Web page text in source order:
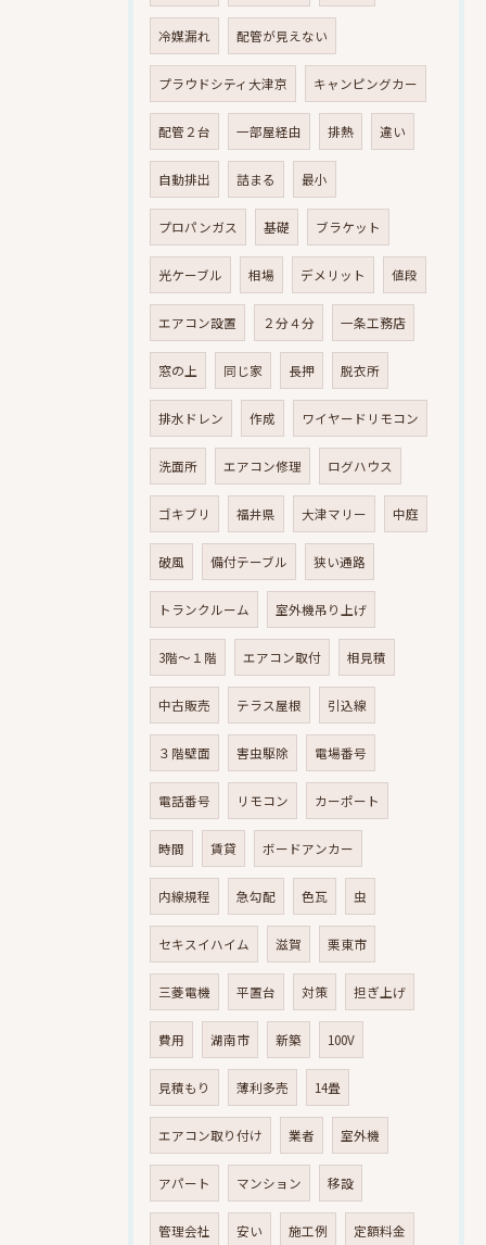
冷媒漏れ 配管が見えない
プラウドシティ大津京 キャンピングカー
配管２台 一部屋経由 排熱 違い
自動排出 詰まる 最小
プロパンガス 基礎 ブラケット
光ケーブル 相場 デメリット 値段
エアコン設置 ２分４分 一条工務店
窓の上 同じ家 長押 脱衣所
排水ドレン 作成 ワイヤードリモコン
洗面所 エアコン修理 ログハウス
ゴキブリ 福井県 大津マリー 中庭
破風 備付テーブル 狭い通路
トランクルーム 室外機吊り上げ
3階～１階 エアコン取付 相見積
中古販売 テラス屋根 引込線
３階壁面 害虫駆除 電場番号
電話番号 リモコン カーポート
時間 賃貸 ボードアンカー
内線規程 急勾配 色瓦 虫
セキスイハイム 滋賀 栗東市
三菱電機 平置台 対策 担ぎ上げ
費用 湖南市 新築 100V
見積もり 薄利多売 14畳
エアコン取り付け 業者 室外機
アパート マンション 移設
管理会社 安い 施工例 定額料金